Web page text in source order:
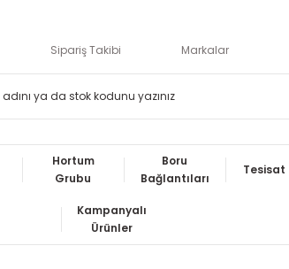
Sipariş Takibi Markalar
Hortum
Grubu
Boru
Bağlantıları
Tesisat
Kampanyalı
Ürünler